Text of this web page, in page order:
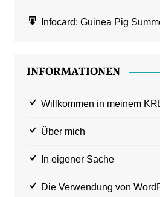
Infocard: Guinea Pig
INFORMATIONEN
Willkommen in meinem
Über mich
In eigener Sache
Die Verwendung von